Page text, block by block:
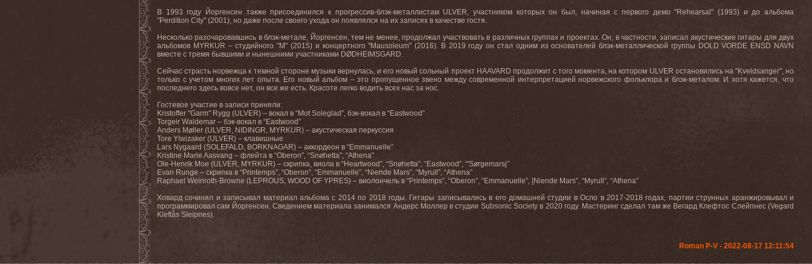
В 1993 году Йоргенсен также присоединился к прогрессив-блэк-металлистам ULVER, участником которых он был, начиная с первого демо "Rehearsal" (1993) и до альбома
"Perdition City" (2001), но даже после своего ухода он появлялся на их записях в качестве гостя.
Несколько разочаровавшись в блэк-метале, Йоргенсен, тем не менее, продолжал участвовать в различных группах и проектах. Он, в частности, записал акустические гитары для двух
альбомов MYRKUR – студийного "M" (2015) и концертного "Mausoleum" (2016). В 2019 году он стал одним из основателей блэк-металлической группы DOLD VORDE ENSD NAVN
вместе с тремя бывшими и нынешними участниками DØDHEIMSGARD.
Сейчас страсть норвежца к темной стороне музыки вернулась, и его новый сольный проект HAAVARD продолжит с того момента, на котором ULVER остановились на "Kveldsanger", но
только с учетом многих лет опыта. Его новый альбом – это пропущенное звено между современной интерпретацией норвежского фольклора и блэк-металом. И хотя кажется, что
последнего здесь вовсе нет, он все же есть. Красоте легко водить всех нас за нос.
Гостевое участие в записи приняли:
Kristoffer "Garm" Rygg (ULVER) – вокал в “Mot Soleglad”, бэк-вокал в “Eastwood”
Torgeir Waldemar – бэк-вокал в “Eastwood”
Anders Møller (ULVER, NIDINGR, MYRKUR) – акустическая перкуссия
Tore Ylwizaker (ULVER) – клавишные
Lars Nygaard (SOLEFALD, BORKNAGAR) – аккордеон в “Emmanuelle”
Kristine Marie Aasvang – флейта в “Oberon”, “Snøhetta”, “Athena”
Ole-Henrik Moe (ULVER, MYRKUR) – скрипка, виола в “Heartwood”, “Snøhetta”, “Eastwood”, “'Sørgemarsj”
Evan Runge – скрипка в “Printemps”, “Oberon”, “Emmanuelle”, “Niende Mars”, “Myrull”, “Athena”
Raphael Weinroth-Browne (LEPROUS, WOOD OF YPRES) – виолончель в “Printemps”, “Oberon”, “Emmanuelle”, |Niende Mars”, “Myrull”, “Athena”
Ховард сочинял и записывал материал альбома с 2014 по 2018 годы. Гитары записывались в его домашней студии в Осло в 2017-2018 годах, партии струнных аранжировывал и
программировал сам Йоргенсен. Сведением материала занимался Андерс Моллер в студии Subsonic Society в 2020 году. Мастеринг сделал там же Вегард Клефтос Слейпнес (Vegard
Kleftås Sleipnes).
Roman P-V - 2022-08-17 12:11:54